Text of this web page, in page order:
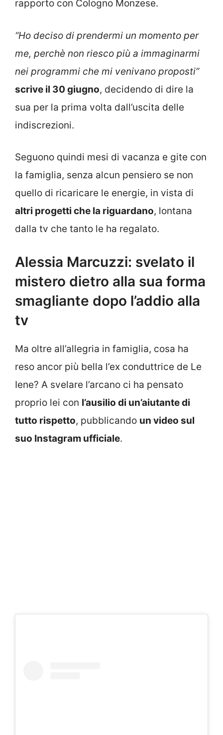
rapporto con Cologno Monzese.
“Ho deciso di prendermi un momento per
me, perchè non riesco più a immaginarmi
nei programmi che mi venivano proposti”
scrive il 30 giugno, decidendo di dire la
sua per la prima volta dall’uscita delle
indiscrezioni.
Seguono quindi mesi di vacanza e gite con
la famiglia, senza alcun pensiero se non
quello di ricaricare le energie, in vista di
altri progetti che la riguardano, lontana
dalla tv che tanto le ha regalato.
Alessia Marcuzzi: svelato il
mistero dietro alla sua forma
smagliante dopo l’addio alla
tv
Ma oltre all’allegria in famiglia, cosa ha
reso ancor più bella l’ex conduttrice de Le
Iene? A svelare l’arcano ci ha pensato
proprio lei con l’ausilio di un’aiutante di
tutto rispetto, pubblicando un video sul
suo Instagram ufficiale.